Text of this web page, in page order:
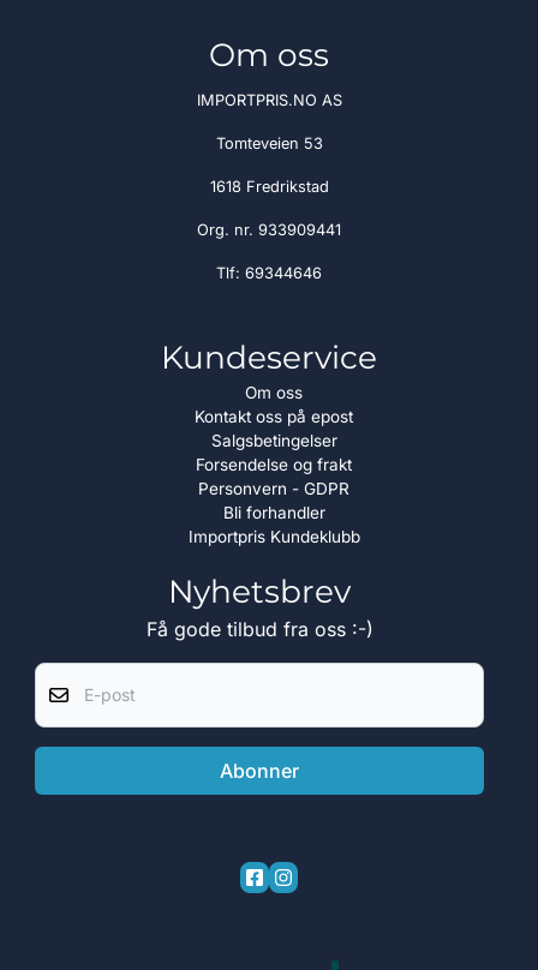
Om oss
IMPORTPRIS.NO AS
Tomteveien 53
1618 Fredrikstad
Org. nr. 933909441
Tlf: 69344646
Kundeservice
Om oss
Kontakt oss på epost
Salgsbetingelser
Forsendelse og frakt
Personvern - GDPR
Bli forhandler
Importpris Kundeklubb
Nyhetsbrev
Få gode tilbud fra oss :-)
Abonner